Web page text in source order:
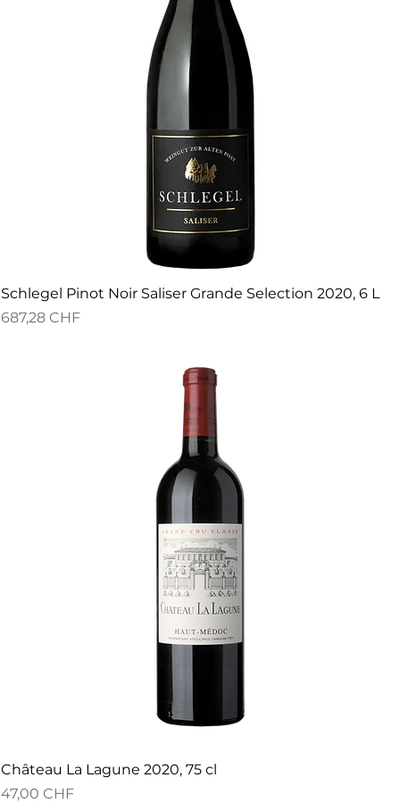
Schlegel Pinot Noir Saliser Grande Selection 2020, 6 L
Preis
687,28 CHF
Château La Lagune 2020, 75 cl
Preis
47,00 CHF